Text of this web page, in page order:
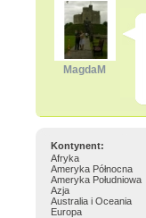
MagdaM
Kontynent:
Afryka
Ameryka Północna
Ameryka Południowa
Azja
Australia i Oceania
Europa